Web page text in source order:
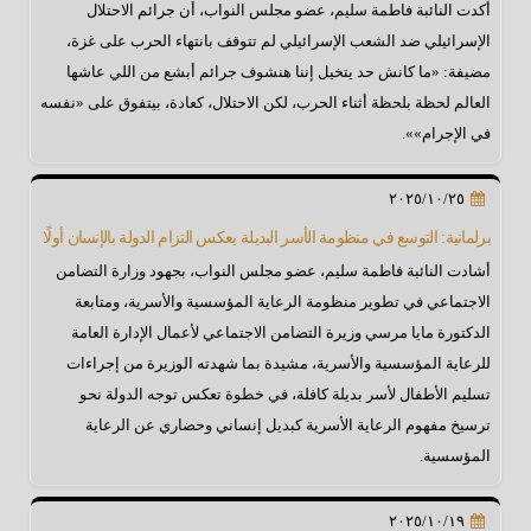
أكدت النائبة فاطمة سليم، عضو مجلس النواب، أن جرائم الاحتلال
الإسرائيلي ضد الشعب الإسرائيلي لم تتوقف بانتهاء الحرب على غزة،
مضيفة: «ما كانش حد يتخيل إننا هنشوف جرائم أبشع من اللي عاشها
العالم لحظة بلحظة أثناء الحرب، لكن الاحتلال، كعادة، بيتفوق على «نفسه
في الإجرام»».
٢٠٢٥/١٠/٢٥
برلمانية: التوسع في منظومة الأسر البديلة يعكس التزام الدولة بالإنسان أولًا
أشادت النائبة فاطمة سليم، عضو مجلس النواب، بجهود وزارة التضامن
الاجتماعي في تطوير منظومة الرعاية المؤسسية والأسرية، ومتابعة
الدكتورة مايا مرسي وزيرة التضامن الاجتماعي لأعمال الإدارة العامة
للرعاية المؤسسية والأسرية، مشيدة بما شهدته الوزيرة من إجراءات
تسليم الأطفال لأسر بديلة كافلة، في خطوة تعكس توجه الدولة نحو
ترسيخ مفهوم الرعاية الأسرية كبديل إنساني وحضاري عن الرعاية
المؤسسية.
٢٠٢٥/١٠/١٩